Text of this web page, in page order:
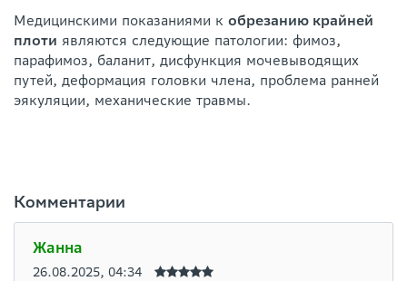
Медицинскими показаниями к обрезанию крайней
плоти являются следующие патологии: фимоз,
парафимоз, баланит, дисфункция мочевыводящих
путей, деформация головки члена, проблема ранней
эякуляции, механические травмы.
Комментарии
Жанна
26.08.2025, 04:34